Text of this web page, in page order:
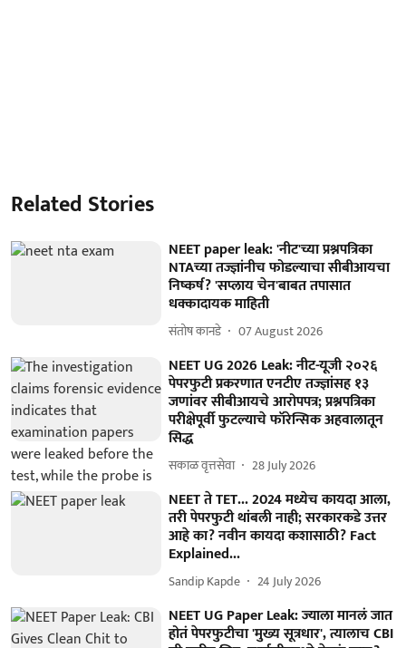
Related Stories
NEET paper leak: 'नीट'च्या प्रश्नपत्रिका
NTAच्या तज्ज्ञांनीच फोडल्याचा सीबीआयचा
निष्कर्ष? 'सप्लाय चेन'बाबत तपासात
धक्कादायक माहिती
संतोष कानडे 07 August 2026
NEET UG 2026 Leak: नीट-यूजी २०२६
पेपरफुटी प्रकरणात एनटीए तज्ज्ञांसह १३
जणांवर सीबीआयचे आरोपपत्र; प्रश्नपत्रिका
परीक्षेपूर्वी फुटल्याचे फॉरेन्सिक अहवालातून
सिद्ध
सकाळ वृत्तसेवा 28 July 2026
NEET ते TET... 2024 मध्येच कायदा आला,
तरी पेपरफुटी थांबली नाही; सरकारकडे उत्तर
आहे का? नवीन कायदा कशासाठी? Fact
Explained...
Sandip Kapde 24 July 2026
NEET UG Paper Leak: ज्याला मानलं जात
होतं पेपरफुटीचा 'मुख्य सूत्रधार', त्यालाच CBI